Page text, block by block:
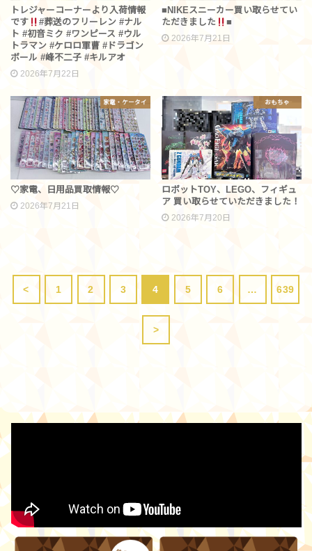
トレジャーコーナーより入荷情報
です︎
#葬送のフリーレン #ナル
ト #初音ミク #ワンピース #ウル
トラマン #ケロロ軍曹 #ドラゴン
ボール #峰不二子 #キルアオ
2026年7月22日
■NIKEスニーカー買い取らせてい
ただきました
■
2026年7月21日
家電・ケータイ
♡家電、日用品買取情報♡
2026年7月21日
おもちゃ
ロボットTOY、LEGO、フィギュ
ア 買い取らせていただきました！
2026年7月20日
< 1 2 3 4 5 6 … 639
>